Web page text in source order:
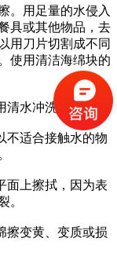
。用足量的水侵入
具或其他物品，去
用刀片切割成不同
使用清洁海绵块的
水冲洗干净。
适合接触水的物
上擦拭，因为表
。
变黄、变质或损